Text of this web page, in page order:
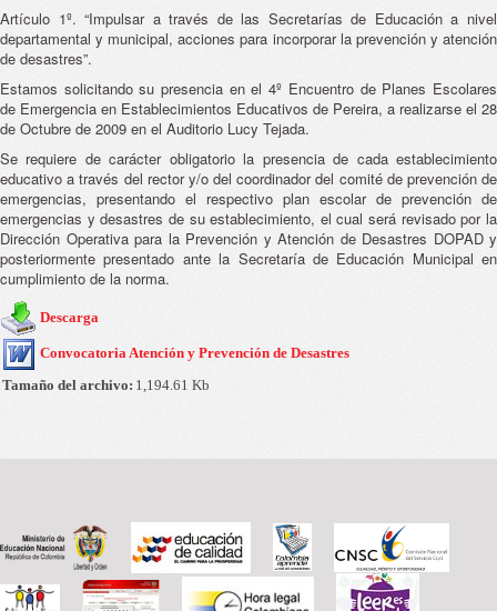
Artículo 1º. “Impulsar a través de las Secretarías de Educación a nivel
departamental y municipal, acciones para incorporar la prevención y atención
de desastres”.
Estamos solicitando su presencia en el 4º Encuentro de Planes Escolares
de Emergencia en Establecimientos Educativos de Pereira, a realizarse el 28
de Octubre de 2009 en el Auditorio Lucy Tejada.
Se requiere de carácter obligatorio la presencia de cada establecimiento
educativo a través del rector y/o del coordinador del comité de prevención de
emergencias, presentando el respectivo plan escolar de prevención de
emergencias y desastres de su establecimiento, el cual será revisado por la
Dirección Operativa para la Prevención y Atención de Desastres DOPAD y
posteriormente presentado ante la Secretaría de Educación Municipal en
cumplimiento de la norma.
Descarga
Convocatoria Atención y Prevención de Desastres
Tamaño del archivo: 1,194.61 Kb